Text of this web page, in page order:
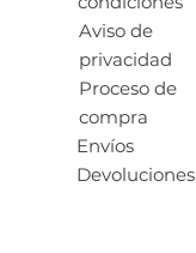
Aviso de
privacidad
Proceso de
compra
Envíos
Devoluciones